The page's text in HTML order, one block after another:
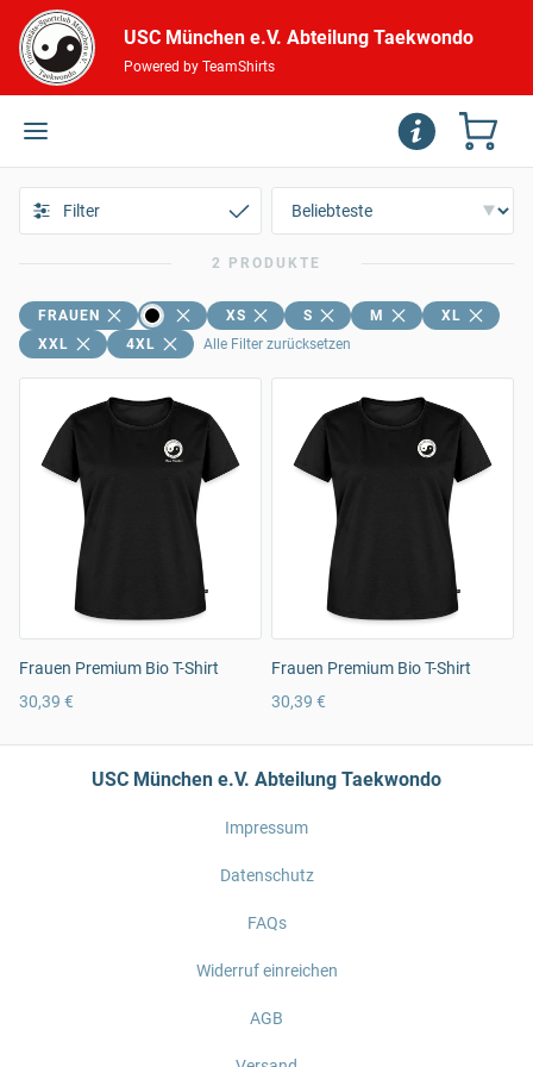
USC München e.V. Abteilung Taekwondo
Powered by TeamShirts
Filter
2 PRODUKTE
FRAUEN XS S M
XL
XXL
4XL Alle Filter zurücksetzen
Frauen Premium Bio T-Shirt
30,39 €
Frauen Premium Bio T-Shirt
30,39 €
USC München e.V. Abteilung Taekwondo
Impressum
Datenschutz
FAQs
Widerruf einreichen
AGB